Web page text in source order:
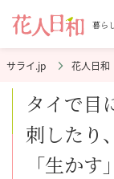
暮ら
花人日和
タイで目
刺したり
「生か